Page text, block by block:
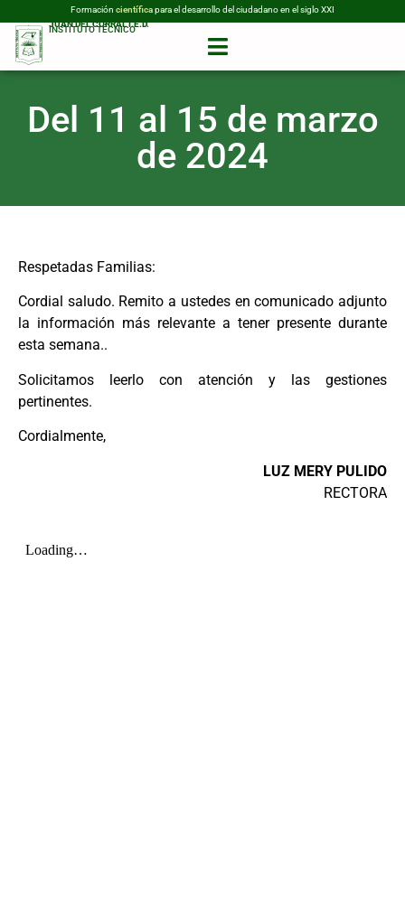
Formación científica para el desarrollo del ciudadano en el siglo XXI
INSTITUTO TÉCNICO
JUAN DEL CORRAL I.E.D.
Del 11 al 15 de marzo
de 2024
Respetadas Familias:
Cordial saludo. Remito a ustedes en comunicado adjunto
la información más relevante a tener presente durante
esta semana..
Solicitamos leerlo con atención y las gestiones
pertinentes.
Cordialmente,
LUZ MERY PULIDO
RECTORA